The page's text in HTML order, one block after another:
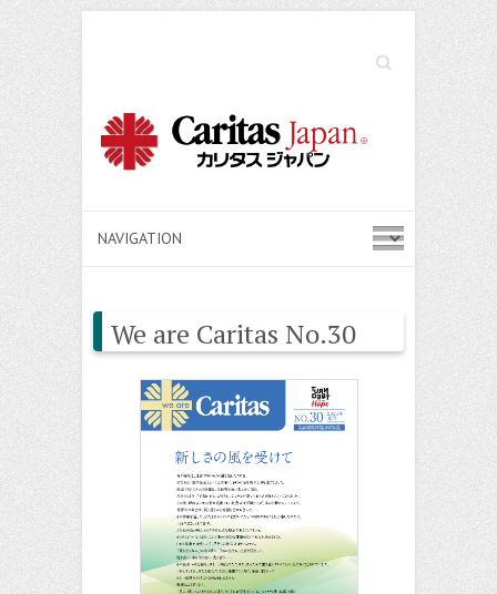
Search
We are Caritas No.30